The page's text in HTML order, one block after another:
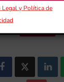
Legal y Política de
ESTE